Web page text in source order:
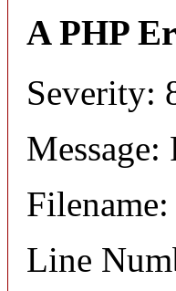
A PHP
Severity:
Message:
Line